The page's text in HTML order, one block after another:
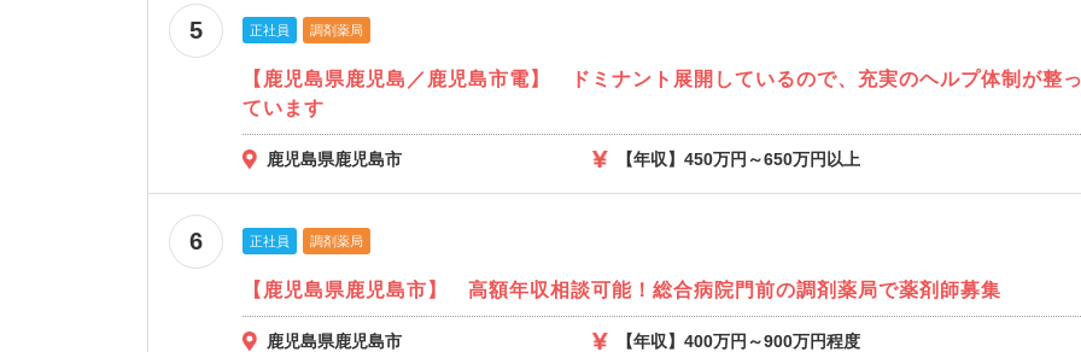
5 正社員 調剤薬局
【鹿児島県鹿児島／鹿児島市電】 ドミナント展開しているので、充実のヘルプ体制が整
ています
鹿児島県鹿児島市 【年収】450万円～650万円以上
6 正社員 調剤薬局
【鹿児島県鹿児島市】 高額年収相談可能！総合病院門前の調剤薬局で薬剤師募集
鹿児島県鹿児島市 【年収】400万円～900万円程度